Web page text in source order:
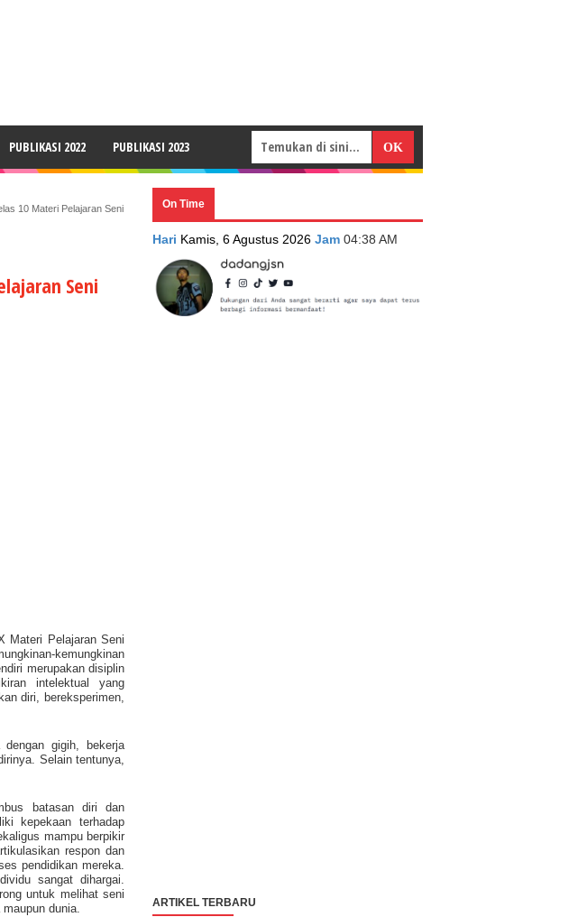
PUBLIKASI 2022 PUBLIKASI 2023
10 Materi Pelajaran Seni
Seni
Materi Pelajaran Seni
kemungkinan
merupakan disiplin
intelektual yang
diri, bereksperimen,
dengan gigih, bekerja
Selain tentunya,
batasan diri dan
kepekaan terhadap
mampu berpikir
respon dan
pendidikan mereka.
sangat dihargai.
untuk melihat seni
dunia.
On Time
Hari Kamis, 6 Agustus 2026 Jam 04:38 AM
ARTIKEL TERBARU